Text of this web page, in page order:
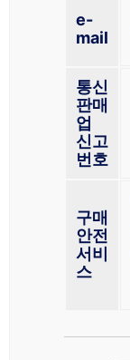
e-
mail
통신
판매
업
신고
번호
구매
안전
서비
스